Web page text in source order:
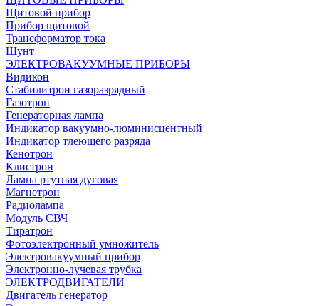
Щитовой прибор
Прибор щитовой
Трансформатор тока
Шунт
ЭЛЕКТРОВАКУУМНЫЕ ПРИБОРЫ
Видикон
Стабилитрон газоразрядный
Газотрон
Генераторная лампа
Индикатор вакуумно-люминисцентный
Индикатор тлеющего разряда
Кенотрон
Клистрон
Лампа ртутная дуговая
Магнетрон
Радиолампа
Модуль СВЧ
Тиратрон
Фотоэлектронный умножитель
Электровакуумный прибор
Электронно-лучевая трубка
ЭЛЕКТРОДВИГАТЕЛИ
Двигатель генератор